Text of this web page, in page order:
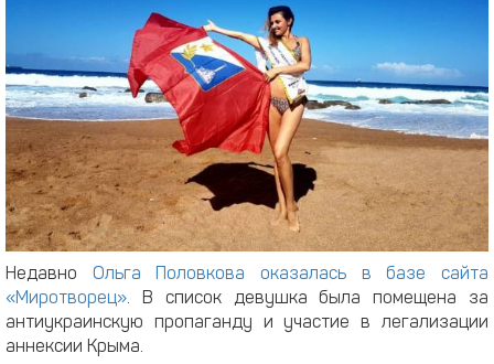
Недавно Ольга Половкова оказалась в базе сайта
«Миротворец». В список девушка была помещена за
антиукраинскую пропаганду и участие в легализации
аннексии Крыма.